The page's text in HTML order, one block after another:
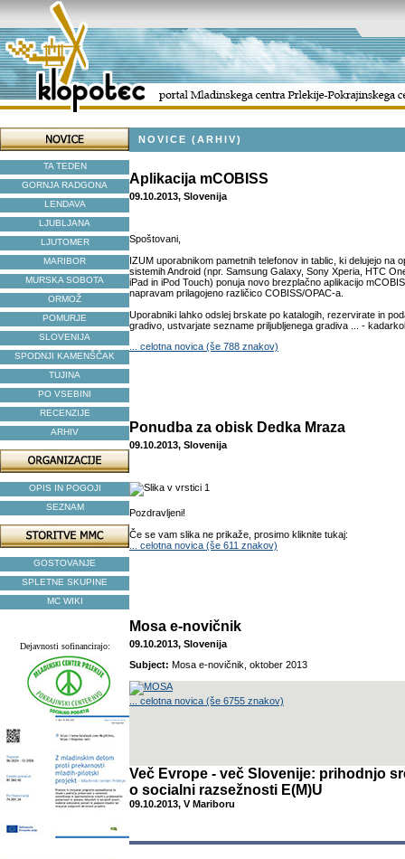
TA TEDEN
GORNJA RADGONA
LENDAVA
LJUBLJANA
LJUTOMER
MARIBOR
MURSKA SOBOTA
ORMOŽ
POMURJE
SLOVENIJA
SPODNJI KAMENŠČAK
TUJINA
PO VSEBINI
RECENZIJE
ARHIV
OPIS IN POGOJI
SEZNAM
GOSTOVANJE
SPLETNE SKUPINE
MC WIKI
Dejavnosti sofinancirajo:
NOVICE (ARHIV)
Aplikacija mCOBISS
09.10.2013, Slovenija
Spoštovani,
IZUM uporabnikom pametnih telefonov in tablic, ki delujejo na
sistemih Android (npr. Samsung Galaxy, Sony Xperia, HTC
iPad in iPod Touch) ponuja novo brezplačno aplikacijo
napravam prilagojeno različico COBISS/OPAC-a.
Uporabniki lahko odslej brskate po katalogih, rezervirate in
gradivo, ustvarjate sezname priljubljenega gradiva ... -
... celotna novica (še 788 znakov)
Ponudba za obisk Dedka Mraza
09.10.2013, Slovenija
Pozdravljeni!
Če se vam slika ne prikaže, prosimo kliknite tukaj:
... celotna novica (še 611 znakov)
Mosa e-novičnik
09.10.2013, Slovenija
Subject: Mosa e-novičnik, oktober 2013
... celotna novica (še 6755 znakov)
Več Evrope - več Slovenije: prihodnjo
o socialni razsežnosti E(M)U
09.10.2013, V Mariboru